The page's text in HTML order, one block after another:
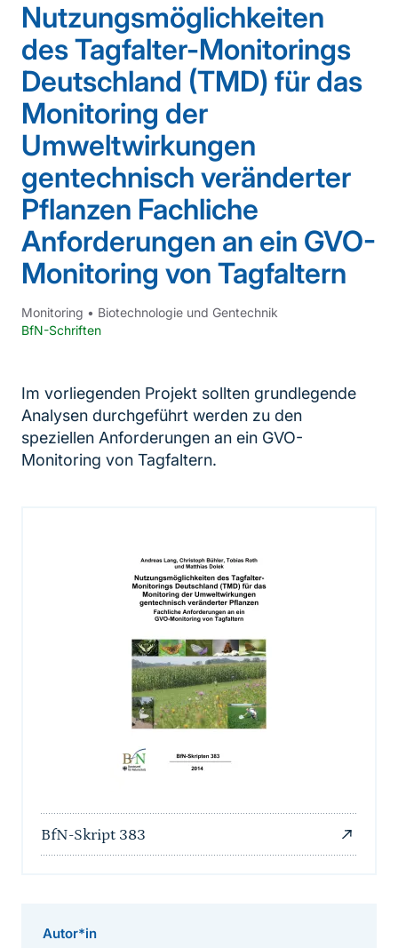
Nutzungsmöglichkeiten
des Tagfalter-Monitorings
Deutschland (TMD) für das
Monitoring der
Umweltwirkungen
gentechnisch veränderter
Pflanzen Fachliche
Anforderungen an ein GVO-
Monitoring von Tagfaltern
Monitoring • Biotechnologie und Gentechnik
BfN-Schriften
Im vorliegenden Projekt sollten grundlegende
Analysen durchgeführt werden zu den
speziellen Anforderungen an ein GVO-
Monitoring von Tagfaltern.
BfN-Skript 383
Autor*in